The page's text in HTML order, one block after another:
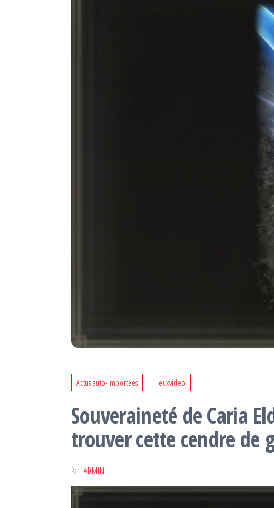
Actus auto-importées jeuxvideo
Souveraineté de Caria
trouver cette cendre de
Par ADMIN